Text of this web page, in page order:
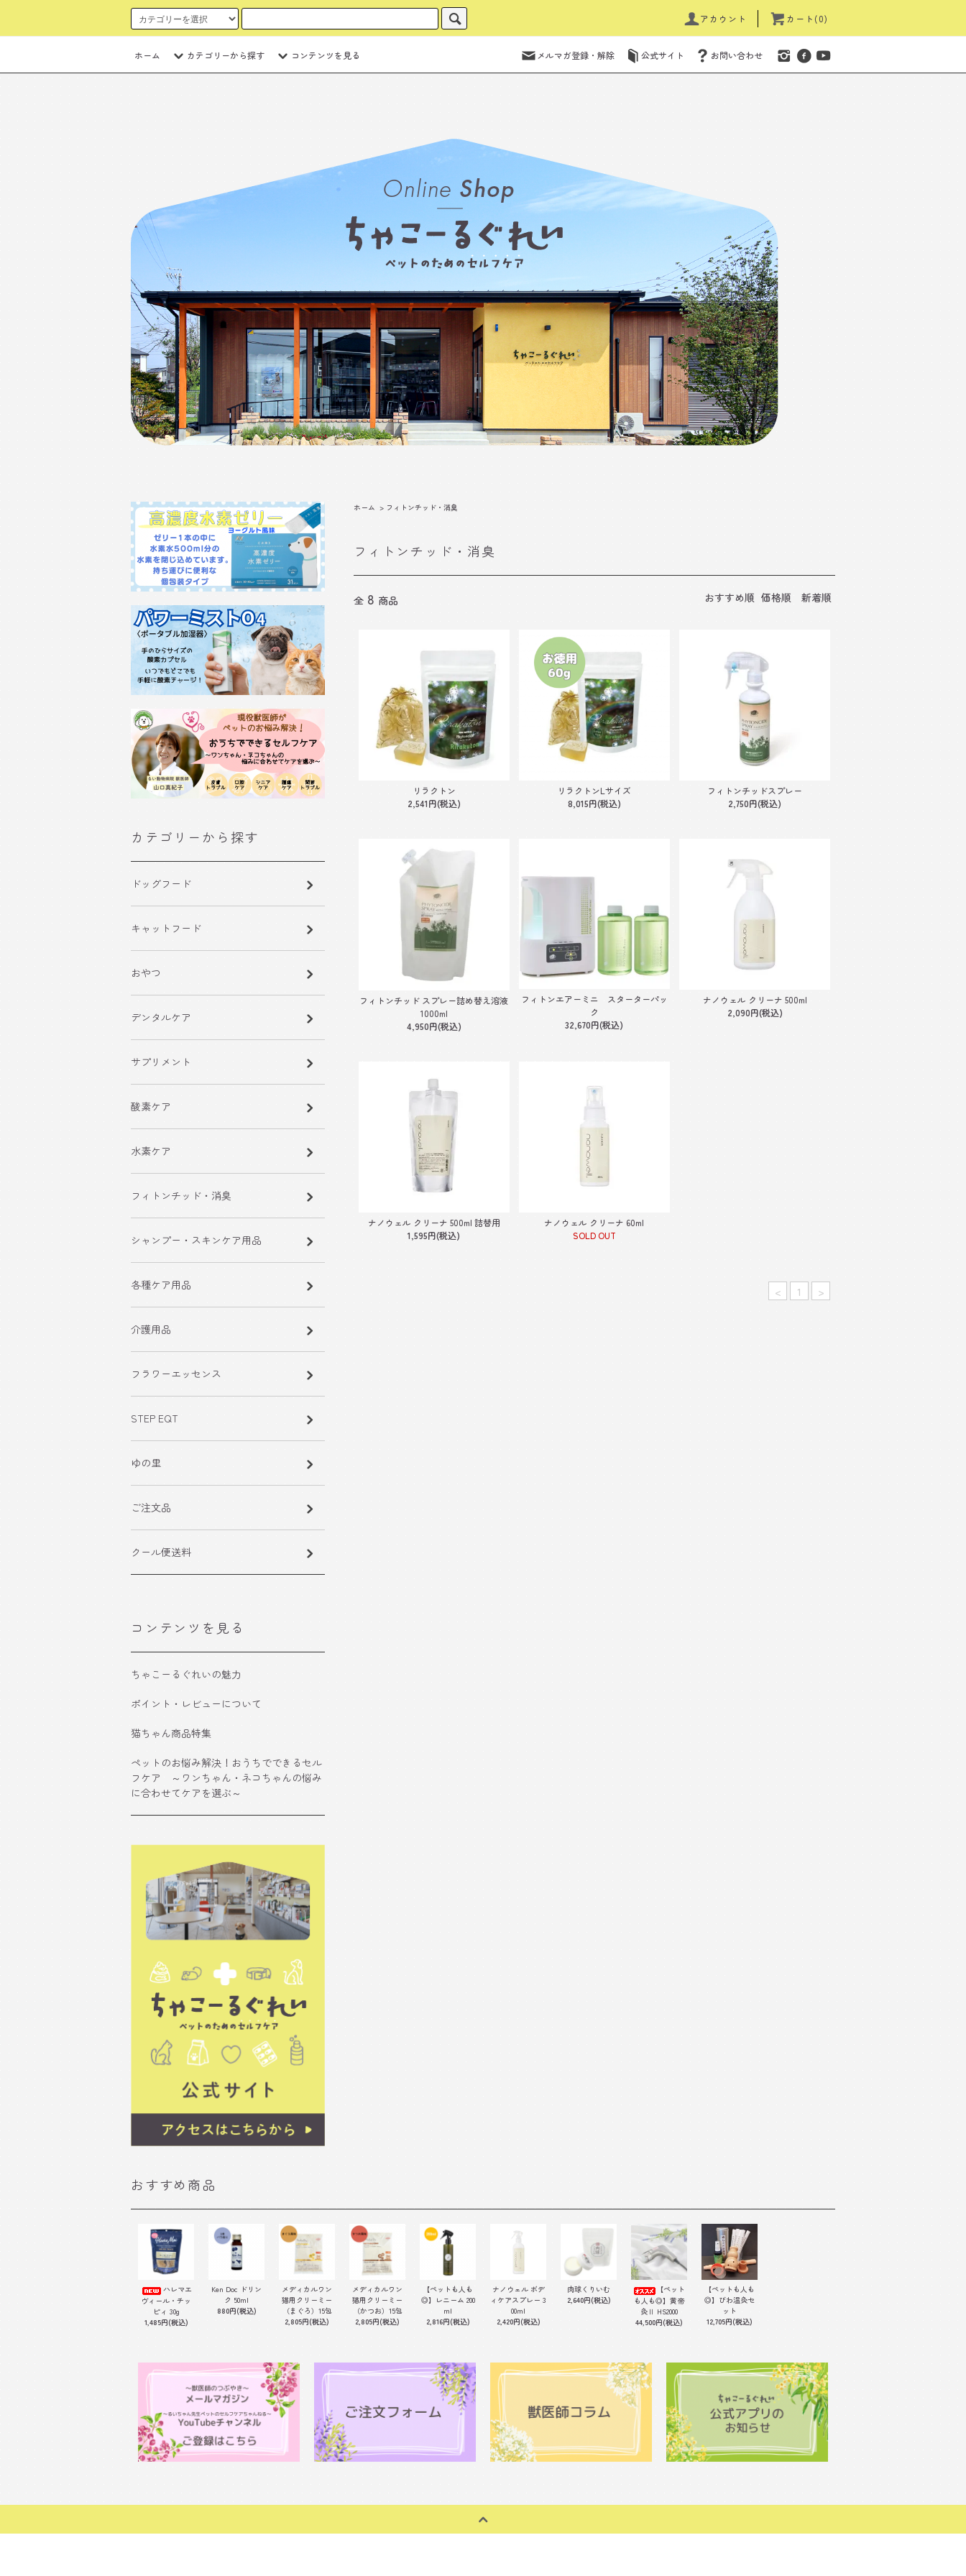
アカウント カート(0)
ホーム カテゴリーから探す コンテンツを見る メルマガ登録・解除 公式サイト お問い合わせ
ホーム > フィトンチッド・消臭
フィトンチッド・消臭
全 8 商品 おすすめ順 価格順 新着順
リラクトン
2,541円(税込)
リラクトンLサイズ
8,015円(税込)
フィトンチッドスプレー
2,750円(税込)
フィトンチッド スプレー詰め替え溶液
1000ml
4,950円(税込)
フィトンエアーミニ スターターパッ
ク
32,670円(税込)
ナノウェル クリーナ 500ml
2,090円(税込)
ナノウェル クリーナ 500ml 詰替用
1,595円(税込)
ナノウェル クリーナ 60ml
SOLD OUT
< 1 >
カテゴリーから探す
ドッグフード
キャットフード
おやつ
デンタルケア
サプリメント
酸素ケア
水素ケア
フィトンチッド・消臭
シャンプー・スキンケア用品
各種ケア用品
介護用品
フラワーエッセンス
STEP EQT
ゆの里
ご注文品
クール便送料
コンテンツを見る
ちゃこーるぐれいの魅力
ポイント・レビューについて
猫ちゃん商品特集
ペットのお悩み解決！おうちでできるセル
フケア ～ワンちゃん・ネコちゃんの悩み
に合わせてケアを選ぶ～
おすすめ商品
ハレマエ
ヴィール・チッ
ピィ 30g
1,485円(税込)
Ken Doc ドリン
ク 50ml
880円(税込)
メディカルワン
猫用クリーミー
（まぐろ）15包
2,805円(税込)
メディカルワン
猫用クリーミー
（かつお）15包
2,805円(税込)
【ペットも人も
◎】レニーム 200
ml
2,816円(税込)
ナノウェル ボデ
ィケアスプレー 3
00ml
2,420円(税込)
肉球くりいむ
2,640円(税込)
【ペット
も人も◎】黄帝
灸Ⅱ HS2000
44,500円(税込)
【ペットも人も
◎】びわ温灸セ
ット
12,705円(税込)